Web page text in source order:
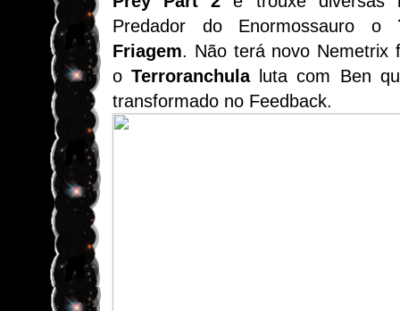
Predador do Enormossauro o
Friagem. Não terá novo Nemetrix
oTerroranchulaluta com Ben
transformado no Feedback.